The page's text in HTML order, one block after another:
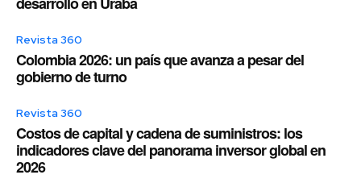
Revista 360
Colombia 2026: un país que avanza a pesar del
gobierno de turno
Revista 360
Costos de capital y cadena de suministros: los
indicadores clave del panorama inversor global en
2026